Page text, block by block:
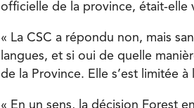
officielle de la province, était-elle
« La CSC a répondu non, mais
langues, et si oui de quelle
de la Province. Elle s’est limitée
« En un sens, la décision Forest